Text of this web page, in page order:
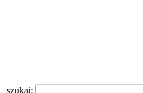
szukaj: